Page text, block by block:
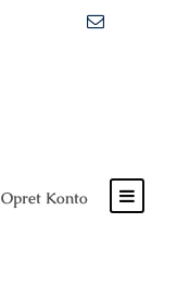
Opret Konto